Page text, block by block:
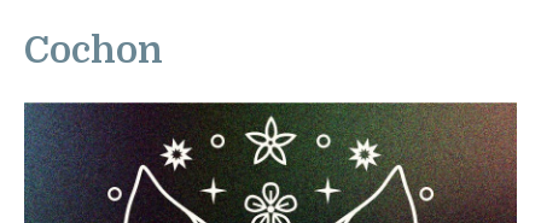
Cochon